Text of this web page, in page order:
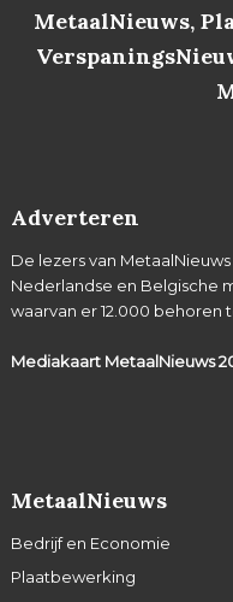
MetaalNieuws,
Adverteren
De lezers van
Nederlandse en Belgische
waarvan er 12.000 behoren
Mediakaart MetaalNieuws
MetaalNieuws
Bedrijf en Economie
Plaatbewerking